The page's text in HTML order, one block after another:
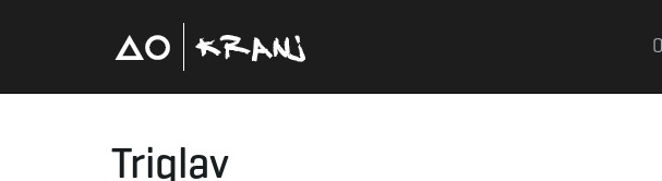
Triglav